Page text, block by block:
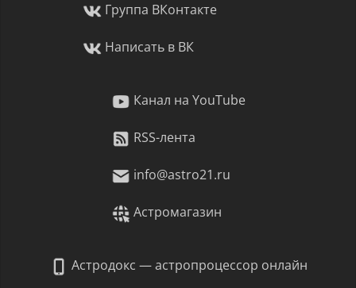
Группа ВКонтакте
Написать в ВК
Канал на YouTube
RSS-лента
info@astro21.ru
Астромагазин
Астродокс — астропроцессор онлайн